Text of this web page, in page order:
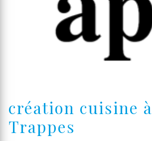
création cuisine à
Trappes